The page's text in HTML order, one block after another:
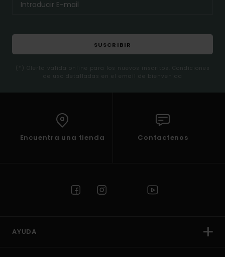
SUSCRIBIR
(*) Oferta valida online para los nuevos inscritos. Condiciones
de uso detalladas en el email de bienvenida
Encuentra una tienda Contactenos
AYUDA